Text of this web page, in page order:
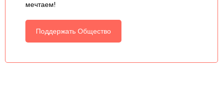
мечтаем!
Поддержать Общество